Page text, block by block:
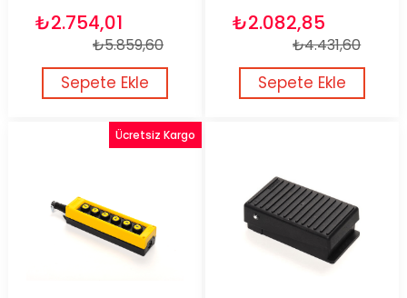
₺2.754,01
₺5.859,60
Sepete Ekle
₺2.082,85
₺4.431,60
Sepete Ekle
Ücretsiz Kargo